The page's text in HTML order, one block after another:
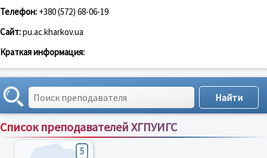
Телефон: +380 (572) 68-06-19
Сайт:pu.ac.kharkov.ua
Краткая информация:
Список преподавателей ХГПУИГС
Сортировка по:имени;рейтингу;отзывам
5